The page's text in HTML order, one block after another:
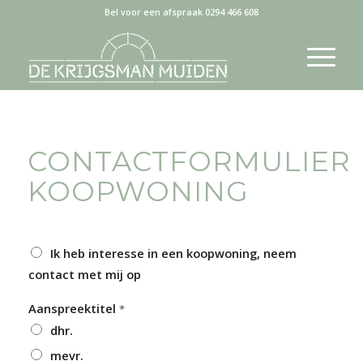
Bel voor een afspraak 0294 466 608
CONTACTFORMULIER
KOOPWONING
Ik heb interesse in een koopwoning, neem
contact met mij op
Aanspreektitel *
dhr.
mevr.